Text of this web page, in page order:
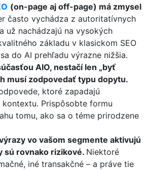
(on-page aj off-page) má zmysel
často vychádza z autoritatívnych
už nachádzajú na vysokých
základu v klasickom SEO
do AI prehľadu výrazne nižšia.
AIO, nestačí len „byť
musí zodpovedať typu dopytu.
ktoré zapadajú
Prispôsobte formu
tomu, ako sa o téme prirodzene
vo vašom segmente aktivujú
sú rovnako rizikové. Niektoré
iné transakčné – a práve tie